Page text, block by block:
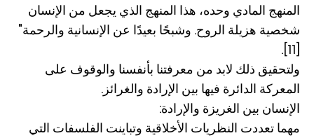
المنهج المادي وحده، هذا المنهج الذي يجعل من الإنسان
شخصية هزيلة الروح. وشبحًا بعيدًا عن الإنسانية والرحمة"
[11].
ولتحقيق ذلك لابد من معرفتنا بأنفسنا والوقوف على
المعركة الدائرة فيها بين الإرادة والغرائز.
الإنسان بين الغريزة والإرادة:
مهما تعددت النظريات الأخلاقية وتباينت الفلسفات التي